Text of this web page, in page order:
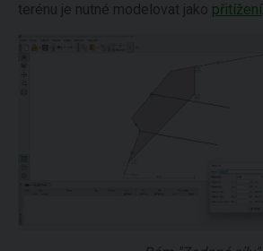
terénu je nutné modelovat jako přitížení